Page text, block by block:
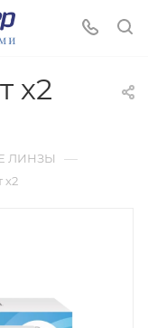
х2
ЛИНЗЫ —
х2